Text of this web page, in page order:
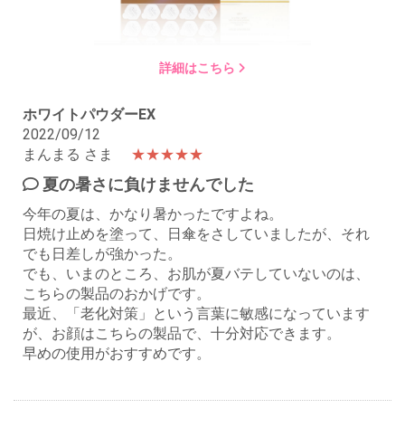
詳細はこちら
ホワイトパウダーEX
2022/09/12
まんまる さま
★★★★★
夏の暑さに負けませんでした
今年の夏は、かなり暑かったですよね。
日焼け止めを塗って、日傘をさしていましたが、それ
でも日差しが強かった。
でも、いまのところ、お肌が夏バテしていないのは、
こちらの製品のおかげです。
最近、「老化対策」という言葉に敏感になっています
が、お顔はこちらの製品で、十分対応できます。
早めの使用がおすすめです。